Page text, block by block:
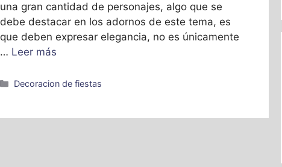
una gran cantidad de personajes, algo que se
debe destacar en los adornos de este tema, es
que deben expresar elegancia, no es únicamente
… Leer más
Categorías
Decoracion de fiestas